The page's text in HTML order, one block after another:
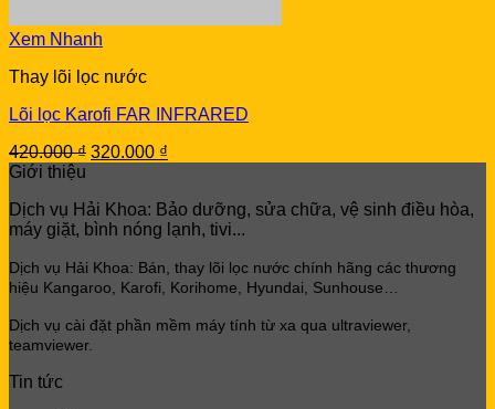
Xem Nhanh
Thay lõi lọc nước
Lõi lọc Karofi FAR INFRARED
420.000₫ Original
420.000 ₫.
320.000 ₫
320.000 ₫.
Giới thiệu
Dịch vụ Hải Khoa: Bảo dưỡng, sửa chữa, vệ sinh điều hòa,
máy giặt, bình nóng lạnh, tivi...
Dịch vụ Hải Khoa: Bán, thay lõi lọc nước chính hãng các thương
hiệu Kangaroo, Karofi, Korihome, Hyundai, Sunhouse…
Dịch vụ cài đặt phần mềm máy tính từ xa qua ultraviewer,
teamviewer.
Tin tức